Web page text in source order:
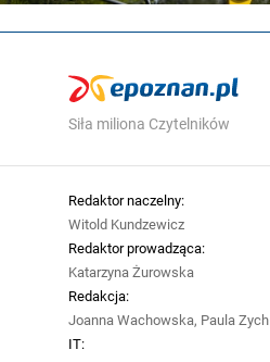
Siła miliona Czytelników
Redaktor naczelny:
Witold Kundzewicz
Redaktor prowadząca:
Katarzyna Żurowska
Redakcja:
Joanna Wachowska, Paula Zych
IT: